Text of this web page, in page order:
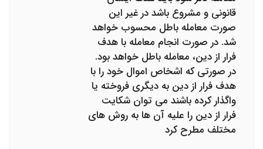
قانونی و مشروع باشد در غیر این
صورت معامله باطل محسوب خواهد
شد. در صورت انجام معامله با هدف
فرار از دین، معامله باطل خواهد بود.
در صورتی که اشخاص اموال خود را با
هدف فرار از دین به دیگری فروخته یا
واگذار کرده باشند می توان شکایت
فرار از دین را علیه آن ها به روش های
مختلف مطرح کرد